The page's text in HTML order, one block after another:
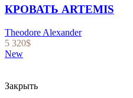
КРОВАТЬ ARTEMIS
Theodore Alexander
5 320$
New
Закрыть